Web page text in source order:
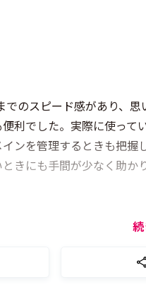
のスピード感があり、
利でした。実際に使っ
ンを管理するときも把
きにも手間が少なく助